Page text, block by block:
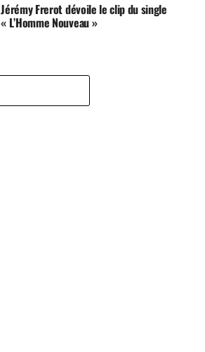
Jérémy Frerot dévoile le clip du single
« L’Homme Nouveau »